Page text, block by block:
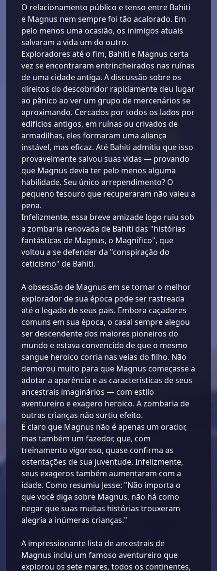
O relacionamento público e tenso entre Bahiti
e Magnus nem sempre foi tão acalorado. Em
pelo menos uma ocasião, os inimigos atuais
salvaram a vida um do outro.
Exploradores até o fim, Bahiti e Magnus certa
vez se encontraram entrincheirados nas ruínas
de uma cidade antiga. A discussão sobre os
direitos do descobridor rapidamente deu lugar
ao pânico ao ver um grupo de mercenários se
aproximando. Cercados por todos os lados por
edifícios antigos, em ruínas ou crivados de
armadilhas, eles formaram uma aliança
instável, mas eficaz. Até Bahiti admitiu que isso
provavelmente salvou suas vidas — provando
que Magnus devia ter pelo menos alguma
habilidade. Seu único arrependimento? O
pequeno tesouro que recuperaram não valeu a
pena.
Infelizmente, essa breve amizade logo ruiu sob
a zombaria renovada de Bahiti das "histórias
fantásticas de Magnus, o Magnífico", que
voltou a se defender da "conspiração do
ceticismo" de Bahiti.
A obsessão de Magnus em se tornar o melhor
explorador de sua época pode ser rastreada
até o legado de seus pais. Embora caçadores
comuns em sua época, o casal sempre alegou
ser descendente dos maiores pioneiros do
mundo e estava convencido de que o mesmo
sangue heroico corria nas veias do filho. Não
demorou muito para que Magnus começasse a
adotar a aparência e as características de seus
ancestrais imaginários — com estilo
aventureiro e exagero heroico. A zombaria de
outras crianças não surtiu efeito.
É claro que Magnus não é apenas um orador,
mas também um fazedor, que, com
treinamento vigoroso, quase confirma as
ostentações de sua juventude. Infelizmente,
seus exageros também aumentaram com a
idade. Como resumiu Jesse: "Não importa o
que você diga sobre Magnus, não há como
negar que suas muitas histórias trouxeram
alegria a inúmeras crianças."
A impressionante lista de ancestrais de
Magnus inclui um famoso aventureiro que
explorou os sete mares, todos os continentes,